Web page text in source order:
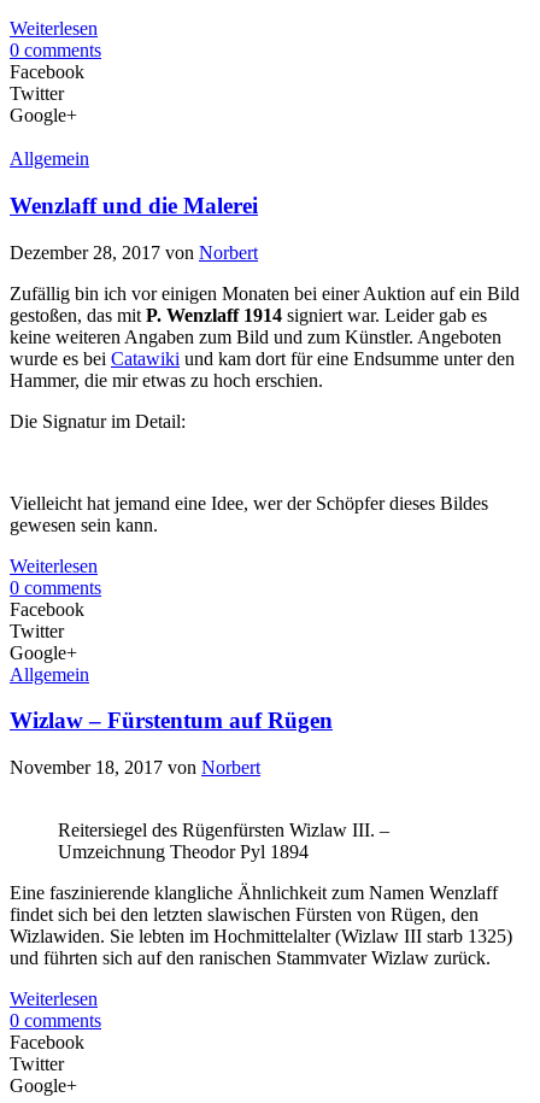
Weiterlesen
0 comments
Facebook
Twitter
Google+
Allgemein
Wenzlaff und die Malerei
Dezember 28, 2017 von Norbert
Zufällig bin ich vor einigen Monaten bei einer Auktion auf ein Bild
gestoßen, das mit P. Wenzlaff 1914 signiert war. Leider gab es
keine weiteren Angaben zum Bild und zum Künstler. Angeboten
wurde es bei Catawiki und kam dort für eine Endsumme unter den
Hammer, die mir etwas zu hoch erschien.
Die Signatur im Detail:
Vielleicht hat jemand eine Idee, wer der Schöpfer dieses Bildes
gewesen sein kann.
Weiterlesen
0 comments
Facebook
Twitter
Google+
Allgemein
Wizlaw – Fürstentum auf Rügen
November 18, 2017 von Norbert
Reitersiegel des Rügenfürsten Wizlaw III. –
Umzeichnung Theodor Pyl 1894
Eine faszinierende klangliche Ähnlichkeit zum Namen Wenzlaff
findet sich bei den letzten slawischen Fürsten von Rügen, den
Wizlawiden. Sie lebten im Hochmittelalter (Wizlaw III starb 1325)
und führten sich auf den ranischen Stammvater Wizlaw zurück.
Weiterlesen
0 comments
Facebook
Twitter
Google+